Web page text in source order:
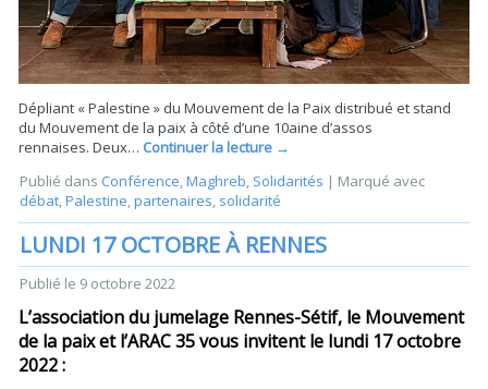
Dépliant « Palestine » du Mouvement de la Paix distribué et stand
du Mouvement de la paix à côté d’une 10aine d’assos
rennaises. Deux… Continuer la lecture →
Publié dans Conférence,Maghreb, Solidarités | Marqué avec
débat,Palestine,partenaires, solidarité
LUNDI 17 OCTOBRE À RENNES
Publié le 9 octobre 2022
L’association du jumelage Rennes-Sétif, le Mouvement
de la paix et l’ARAC 35 vous invitent le lundi 17 octobre
2022 :